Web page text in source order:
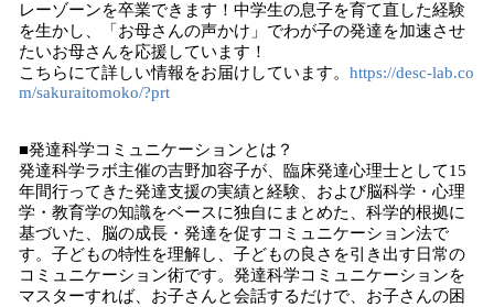
レーゾーンを卒業できます！中学生の息子を育て直した経験
を生かし、「お母さんの声かけ」でわが子の発達を加速させ
たいお母さんを応援しています！
こちらにて詳しい情報をお届けしています。 https://desc-lab.co
m/sakuraitomoko/?prt
■発達科学コミュニケーションとは？
発達科学ラボ主催の吉野加容⼦が、臨床発達⼼理⼠として15
年間⾏ってきた発達⽀援の実績と経験、および脳科学・⼼理
学・教育学の知識をベースに独⾃にまとめた、科学的根拠に
基づいた、脳の成⻑・発達を促すコミュニケーション法で
す。⼦どもの特性を理解し、⼦どもの良さを引き出す⽇常の
コミュニケーション術です。発達科学コミュニケーションを
マスターすれば、お⼦さんと会話するだけで、お⼦さんの困